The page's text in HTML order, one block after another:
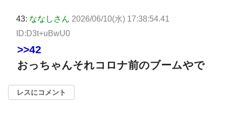
43: ななしさん 2026/06/10(水) 17:38:54.41
ID:D3t+uBwU0
>>42
おっちゃんそれコロナ前のブームやで
レスにコメント